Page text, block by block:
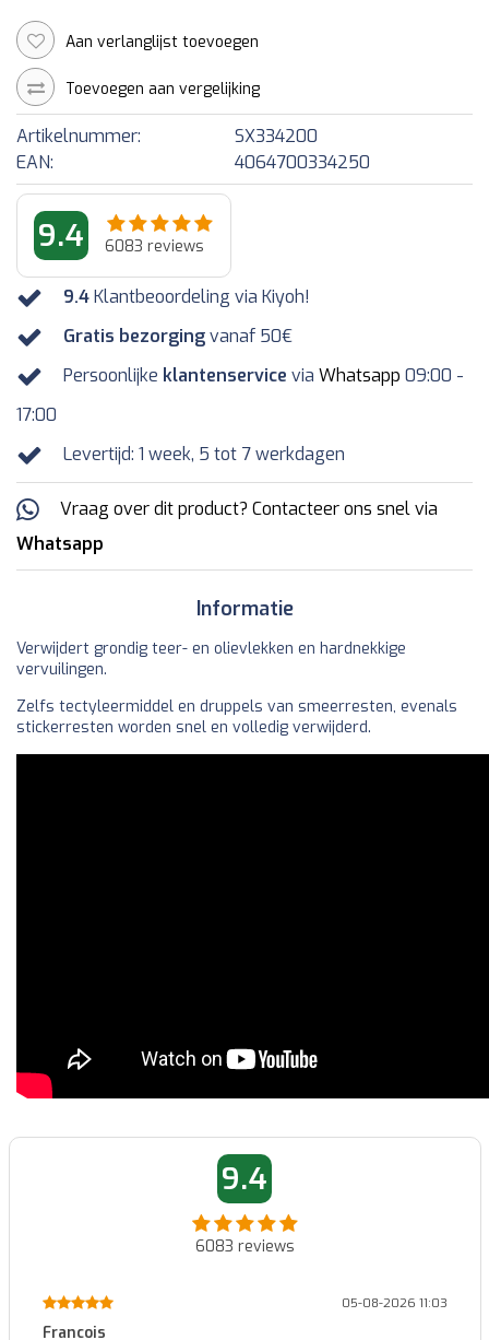
Aan verlanglijst toevoegen
Toevoegen aan vergelijking
Artikelnummer:
SX334200
EAN:
4064700334250
9.4 6083 reviews
9.4Klantbeoordeling via Kiyoh!
Gratis bezorgingvanaf 50€
Persoonlijke klantenservice via Whatsapp 09:00 -
17:00
Levertijd: 1 week, 5 tot 7 werkdagen
Vraag over dit product? Contacteer ons snel via
Whatsapp
Informatie
Verwijdert grondig teer- en olievlekken en hardnekkige
vervuilingen.
Zelfs tectyleermiddel en druppels van smeerresten, evenals
stickerresten worden snel en volledig verwijderd.
9.4
6083 reviews
01-08-2026 14:45
Patrick